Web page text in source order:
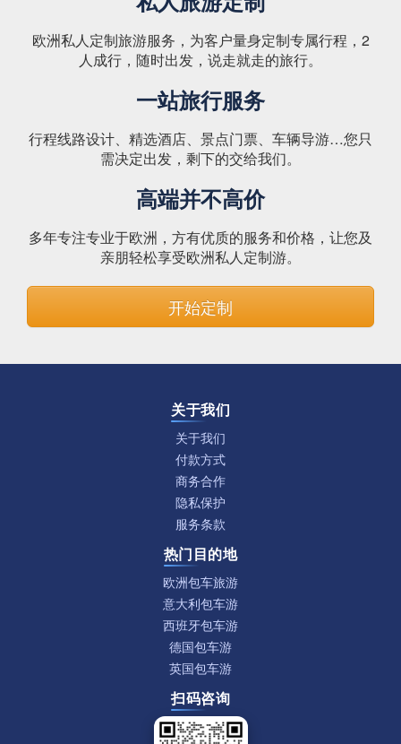
欧洲私人定制旅游服务，为客户量身定制专属行程，2
人成行，随时出发，说走就走的旅行。
一站旅行服务
行程线路设计、精选酒店、景点门票、车辆导游…您只
需决定出发，剩下的交给我们。
高端并不高价
多年专注专业于欧洲，方有优质的服务和价格，让您及
亲朋轻松享受欧洲私人定制游。
开始定制
关于我们
关于我们
付款方式
商务合作
隐私保护
服务条款
热门目的地
欧洲包车旅游
意大利包车游
西班牙包车游
德国包车游
英国包车游
扫码咨询